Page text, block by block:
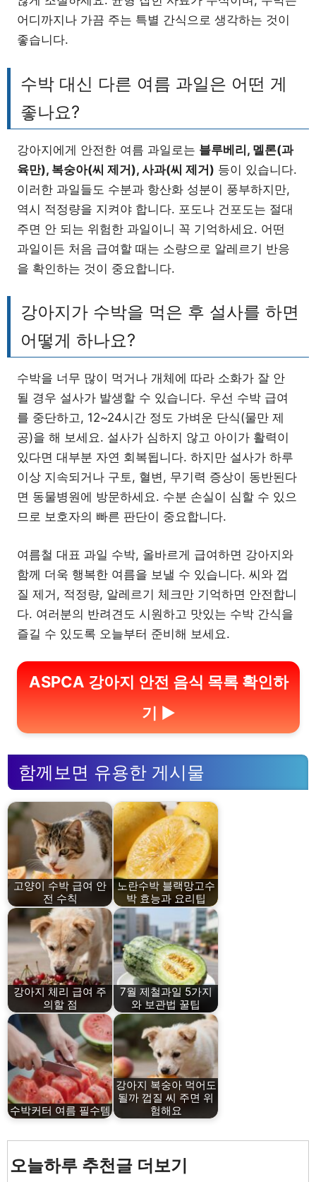
어디까지나 가끔 주는 특별 간식으로 생각하는 것이
좋습니다.
수박 대신 다른 여름 과일은 어떤 게
좋나요?
강아지에게 안전한 여름 과일로는 블루베리, 멜론(과
육만), 복숭아(씨 제거), 사과(씨 제거) 등이 있습니다.
이러한 과일들도 수분과 항산화 성분이 풍부하지만,
역시 적정량을 지켜야 합니다. 포도나 건포도는 절대
주면 안 되는 위험한 과일이니 꼭 기억하세요. 어떤
과일이든 처음 급여할 때는 소량으로 알레르기 반응
을 확인하는 것이 중요합니다.
강아지가 수박을 먹은 후 설사를 하면
어떻게 하나요?
수박을 너무 많이 먹거나 개체에 따라 소화가 잘 안
될 경우 설사가 발생할 수 있습니다. 우선 수박 급여
를 중단하고, 12~24시간 정도 가벼운 단식(물만 제
공)을 해 보세요. 설사가 심하지 않고 아이가 활력이
있다면 대부분 자연 회복됩니다. 하지만 설사가 하루
이상 지속되거나 구토, 혈변, 무기력 증상이 동반된다
면 동물병원에 방문하세요. 수분 손실이 심할 수 있으
므로 보호자의 빠른 판단이 중요합니다.
여름철 대표 과일 수박, 올바르게 급여하면 강아지와
함께 더욱 행복한 여름을 보낼 수 있습니다. 씨와 껍
질 제거, 적정량, 알레르기 체크만 기억하면 안전합니
다. 여러분의 반려견도 시원하고 맛있는 수박 간식을
즐길 수 있도록 오늘부터 준비해 보세요.
ASPCA 강아지 안전 음식 목록 확인하
기 ▶
함께보면 유용한 게시물
고양이 수박 급여 안
전 수칙
노란수박 블랙망고수
박 효능과 요리팁
강아지 체리 급여 주
의할 점
7월 제철과일 5가지
와 보관법 꿀팁
수박커터 여름 필수템
강아지 복숭아 먹어도
될까 껍질 씨 주면 위
험해요
오늘하루 추천글 더보기